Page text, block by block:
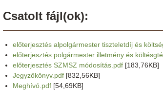
Csatolt fájl(ok):
előterjesztés alpolgármester tiszteletdíj és
előterjesztés polgármester illetmény és
előterjesztés SZMSZ módosítás.pdf [183,76KB]
Jegyzőkönyv.pdf [832,56KB]
Meghívó.pdf [54,69KB]